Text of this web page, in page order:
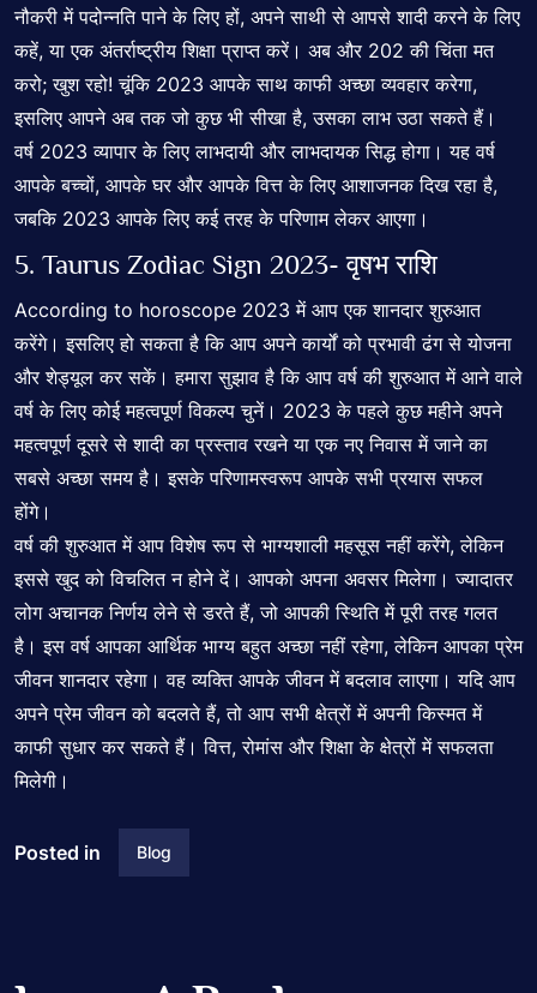
नौकरी में पदोन्नति पाने के लिए हों, अपने साथी से आपसे शादी करने के लिए
कहें, या एक अंतर्राष्ट्रीय शिक्षा प्राप्त करें। अब और 202 की चिंता मत
करो; खुश रहो! चूंकि 2023 आपके साथ काफी अच्छा व्यवहार करेगा,
इसलिए आपने अब तक जो कुछ भी सीखा है, उसका लाभ उठा सकते हैं।
वर्ष 2023 व्यापार के लिए लाभदायी और लाभदायक सिद्ध होगा। यह वर्ष
आपके बच्चों, आपके घर और आपके वित्त के लिए आशाजनक दिख रहा है,
जबकि 2023 आपके लिए कई तरह के परिणाम लेकर आएगा।
5. Taurus Zodiac Sign 2023- वृषभ राशि
According to horoscope 2023 में आप एक शानदार शुरुआत
करेंगे। इसलिए हो सकता है कि आप अपने कार्यों को प्रभावी ढंग से योजना
और शेड्यूल कर सकें। हमारा सुझाव है कि आप वर्ष की शुरुआत में आने वाले
वर्ष के लिए कोई महत्वपूर्ण विकल्प चुनें। 2023 के पहले कुछ महीने अपने
महत्वपूर्ण दूसरे से शादी का प्रस्ताव रखने या एक नए निवास में जाने का
सबसे अच्छा समय है। इसके परिणामस्वरूप आपके सभी प्रयास सफल
होंगे।
वर्ष की शुरुआत में आप विशेष रूप से भाग्यशाली महसूस नहीं करेंगे, लेकिन
इससे खुद को विचलित न होने दें। आपको अपना अवसर मिलेगा। ज्यादातर
लोग अचानक निर्णय लेने से डरते हैं, जो आपकी स्थिति में पूरी तरह गलत
है। इस वर्ष आपका आर्थिक भाग्य बहुत अच्छा नहीं रहेगा, लेकिन आपका प्रेम
जीवन शानदार रहेगा। वह व्यक्ति आपके जीवन में बदलाव लाएगा। यदि आप
अपने प्रेम जीवन को बदलते हैं, तो आप सभी क्षेत्रों में अपनी किस्मत में
काफी सुधार कर सकते हैं। वित्त, रोमांस और शिक्षा के क्षेत्रों में सफलता
मिलेगी।
Posted in Blog